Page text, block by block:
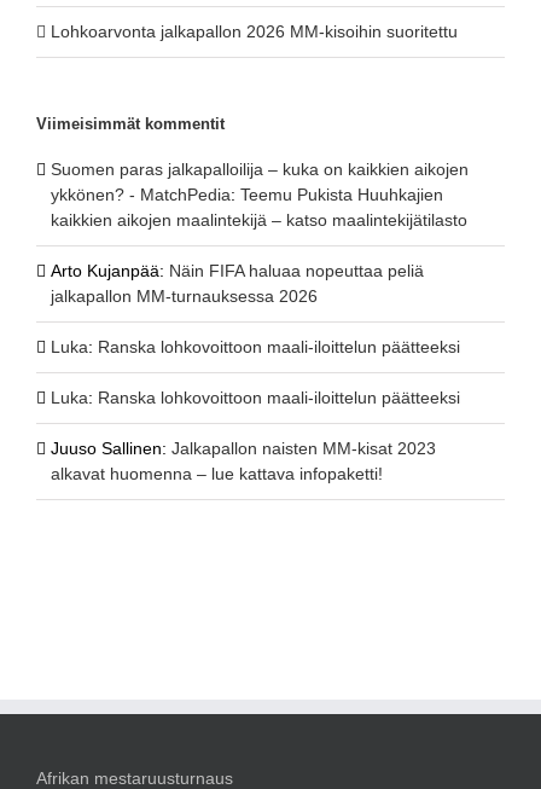
Lohkoarvonta jalkapallon 2026 MM-kisoihin suoritettu
Viimeisimmät kommentit
Suomen paras jalkapalloilija – kuka on kaikkien aikojen
ykkönen? - MatchPedia: Teemu Pukista Huuhkajien
kaikkien aikojen maalintekijä – katso maalintekijätilasto
Arto Kujanpää: Näin FIFA haluaa nopeuttaa peliä
jalkapallon MM-turnauksessa 2026
Luka: Ranska lohkovoittoon maali-iloittelun päätteeksi
Luka: Ranska lohkovoittoon maali-iloittelun päätteeksi
Juuso Sallinen: Jalkapallon naisten MM-kisat 2023
alkavat huomenna – lue kattava infopaketti!
Afrikan mestaruusturnaus